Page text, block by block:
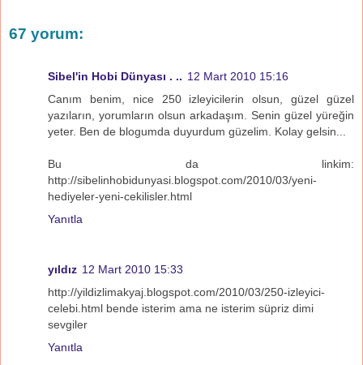
67 yorum:
Sibel'in Hobi Dünyası . .. 12 Mart 2010 15:16
Canım benim, nice 250 izleyicilerin olsun, güzel güzel
yazıların, yorumların olsun arkadaşım. Senin güzel yüreğin
yeter. Ben de blogumda duyurdum güzelim. Kolay gelsin...
Bu da linkim:
http://sibelinhobidunyasi.blogspot.com/2010/03/yeni-
hediyeler-yeni-cekilisler.html
Yanıtla
yıldız 12 Mart 2010 15:33
http://yildizlimakyaj.blogspot.com/2010/03/250-izleyici-
celebi.html bende isterim ama ne isterim süpriz dimi
sevgiler
Yanıtla